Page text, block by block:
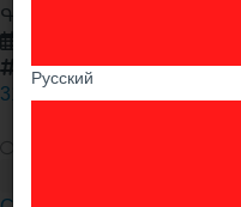
Русский
Գրքեր սովետական
15580
3153 / сегодня 1